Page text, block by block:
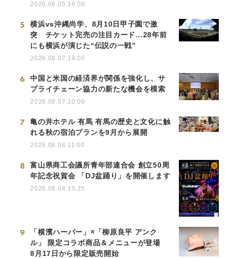
2026.08.05 16:00
5
横浜vs沖縄尚学、8月10日甲子園で激
突 チケット完売の注目カード…28年前
にも横浜が演じた“伝説の一戦”
2026.08.07 19:00
6
中国と米国の経済界が関係を強化し、サ
プライチェーン協力の新たな機会を模索
2026.08.07 10:00
7
亀の井ホテル 有馬 有馬の歴史と文化に触
れる秋の宿泊プランを9月から展開
2026.08.06 11:00
8
富山県商工会議所青年部連合会 創立50周
年記念祝賀会 「DJ盆踊り」を開催します
2026.08.04 15:25
9
「横濱ハーバー」×「柳原良平 アンク
ル」 限定コラボ商品＆メニューが登場
8月17日から限定販売開始